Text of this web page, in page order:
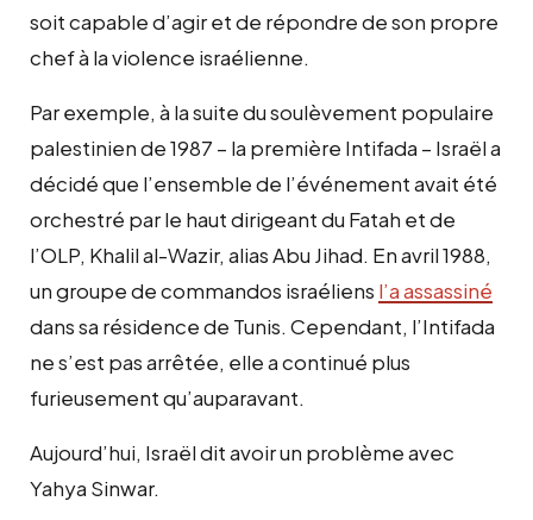
soit capable d’agir et de répondre de son propre
chef à la violence israélienne.
Par exemple, à la suite du soulèvement populaire
palestinien de 1987 – la première Intifada – Israël a
décidé que l’ensemble de l’événement avait été
orchestré par le haut dirigeant du Fatah et de
l’OLP, Khalil al-Wazir, alias Abu Jihad. En avril 1988,
un groupe de commandos israéliens l’a assassiné
dans sa résidence de Tunis. Cependant, l’Intifada
ne s’est pas arrêtée, elle a continué plus
furieusement qu’auparavant.
Aujourd’hui, Israël dit avoir un problème avec
Yahya Sinwar.